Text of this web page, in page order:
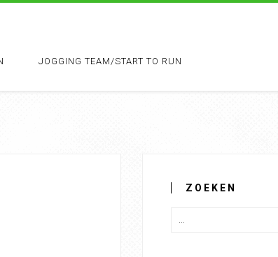
JOGGING TEAM/START TO RUN
ZOEKEN